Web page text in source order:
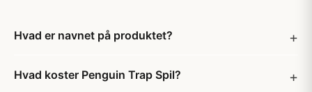
Hvad er navnet på produktet?
Hvad koster Penguin Trap Spil?